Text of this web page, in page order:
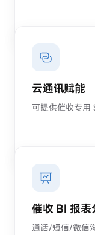
云通讯赋能
可提供催收专用
催收 BI 报表
通话/短信/微信